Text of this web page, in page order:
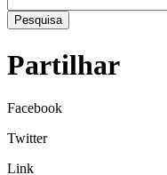
Pesquisa
Partilhar
Facebook
Twitter
Link